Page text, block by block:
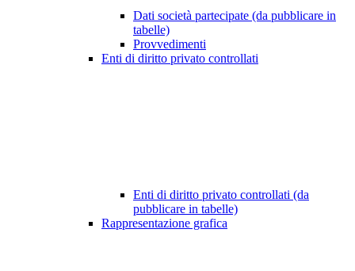
Dati società partecipate (da pubblicare in
tabelle)
Provvedimenti
Enti di diritto privato controllati
Enti di diritto privato controllati (da
pubblicare in tabelle)
Rappresentazione grafica